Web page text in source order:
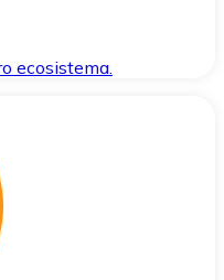
ecosistema.